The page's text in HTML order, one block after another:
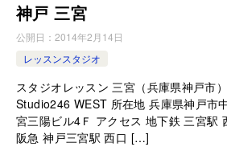
神戸 三宮
公開日： 2014年2月14日
レッスンスタジオ
スタジオレッスン 三宮（兵庫県神戸市
Studio246 WEST 所在地 兵庫県神戸市
宮三陽ビル4Ｆ アクセス 地下鉄 三宮駅
阪急 神戸三宮駅 西口 […]